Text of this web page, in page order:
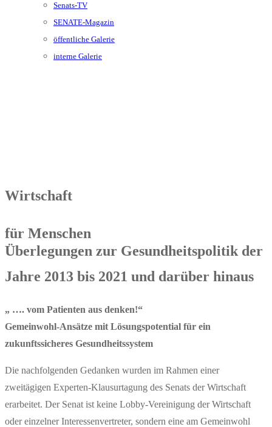
Senats-TV
SENATE-Magazin
öffentliche Galerie
interne Galerie
Wirtschaft
für Menschen
Überlegungen zur Gesundheitspolitik der
Jahre 2013 bis 2021 und darüber hinaus
„ …. vom Patienten aus denken!“
Gemeinwohl-Ansätze mit Lösungspotential für ein
zukunftssicheres Gesundheitssystem
Die nachfolgenden Gedanken wurden im Rahmen einer
zweitägigen Experten-Klausurtagung des Senats der Wirtschaft
erarbeitet. Der Senat ist keine Lobby-Vereinigung der Wirtschaft
oder einzelner Interessenvertreter, sondern eine am Gemeinwohl